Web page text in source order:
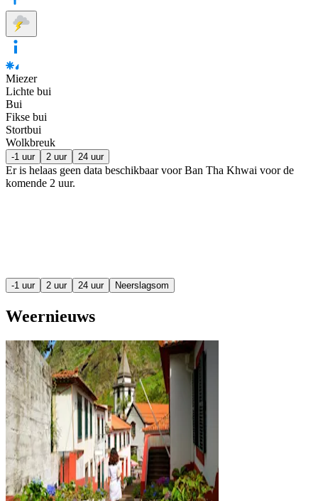
Miezer
Lichte bui
Bui
Fikse bui
Stortbui
Wolkbreuk
-1 uur 2 uur 24 uur
Er is helaas geen data beschikbaar voor Ban Tha Khwai voor de
komende 2 uur.
-1 uur 2 uur 24 uur Neerslagsom
Weernieuws